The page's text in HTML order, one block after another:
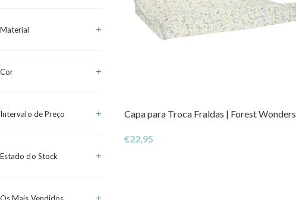
Material
Cor
Intervalo de Preço
Estado do Stock
Capa para Troca Fraldas | Forest Wonders
€22,95